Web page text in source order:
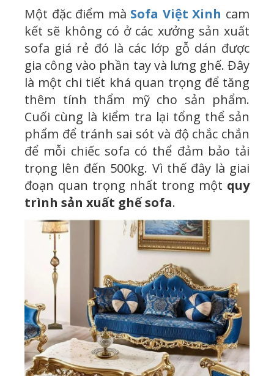
Một đặc điểm mà Sofa Việt Xinh cam
kết sẽ không có ở các xưởng sản xuất
sofa giá rẻ đó là các lớp gỗ dán được
gia công vào phần tay và lưng ghế. Đây
là một chi tiết khá quan trọng để tăng
thêm tính thẩm mỹ cho sản phẩm.
Cuối cùng là kiểm tra lại tổng thể sản
phẩm để tránh sai sót và độ chắc chắn
để mỗi chiếc sofa có thể đảm bảo tải
trọng lên đến 500kg. Vì thế đây là giai
đoạn quan trọng nhất trong một quy
trình sản xuất ghế sofa.